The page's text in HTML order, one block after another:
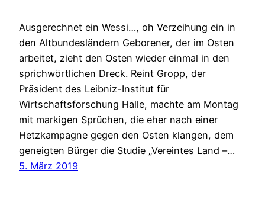
Ausgerechnet ein Wessi…, oh Verzeihung ein in
den Altbundesländern Geborener, der im Osten
arbeitet, zieht den Osten wieder einmal in den
sprichwörtlichen Dreck. Reint Gropp, der
Präsident des Leibniz-Institut für
Wirtschaftsforschung Halle, machte am Montag
mit markigen Sprüchen, die eher nach einer
Hetzkampagne gegen den Osten klangen, dem
geneigten Bürger die Studie „Vereintes Land –…
5. März 2019